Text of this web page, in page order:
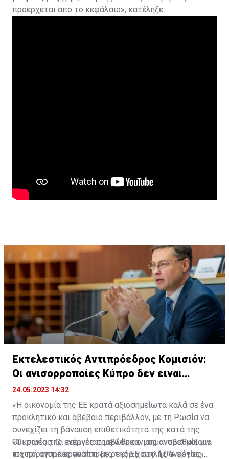
προέρχεται από το κεφάλαιο», κατέληξε.
Εκτελεστικός Αντιπρόεδρος Κομισιόν:
Οι ανισορροποίες Κύπρο δεν ειναι
ανησυχούν
24.05.2023 14:32
«Η οικονομία της ΕΕ κρατά αξιοσημείωτα καλά σε ένα
προκλητικό και αβέβαιο περιβάλλον, με τη Ρωσία να
συνεχίζει τη βάναυση επιθετικότητά της κατά της
Ουκρανίας. Οι εαρινές προβλέψεις μας αναβαθμίζουν
τις προοπτικές ανάπτυξης της ΕΕ στο 1,0% φέτος»,
«Οι τιμές της ενέργειας μειώθηκαν σημαντικά και μια
ισχυρή αγορά εργασίας με ρεκόρ χαμηλής ανεργίας